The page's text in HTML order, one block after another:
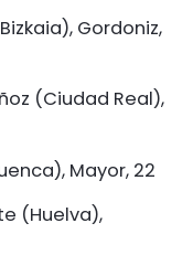
Gordoniz,
(Ciudad Real),
Mayor, 22
(Huelva),